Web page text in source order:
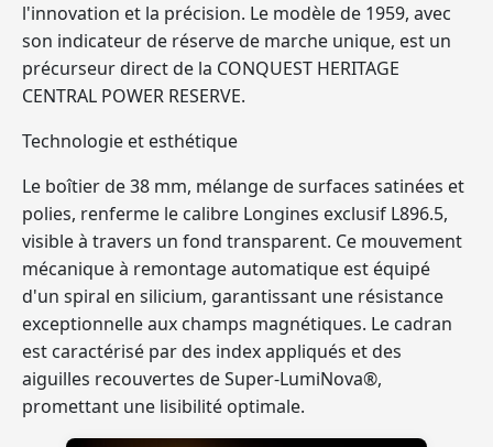
l'innovation et la précision. Le modèle de 1959, avec
son indicateur de réserve de marche unique, est un
précurseur direct de la CONQUEST HERITAGE
CENTRAL POWER RESERVE.
Technologie et esthétique
Le boîtier de 38 mm, mélange de surfaces satinées et
polies, renferme le calibre Longines exclusif L896.5,
visible à travers un fond transparent. Ce mouvement
mécanique à remontage automatique est équipé
d'un spiral en silicium, garantissant une résistance
exceptionnelle aux champs magnétiques. Le cadran
est caractérisé par des index appliqués et des
aiguilles recouvertes de Super-LumiNova®,
promettant une lisibilité optimale.